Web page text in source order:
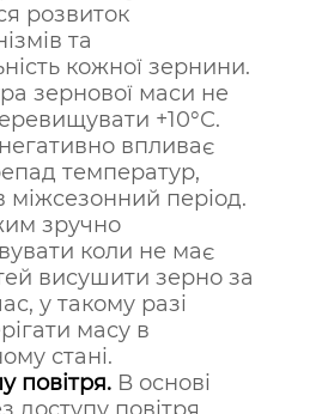
розвиток
та
кожної зернини.
зернової маси не
+10°С.
впливає
температур,
міжсезонний період.
зручно
коли не має
висушити зерно за
у такому разі
масу в
стані.
повітря. В основі